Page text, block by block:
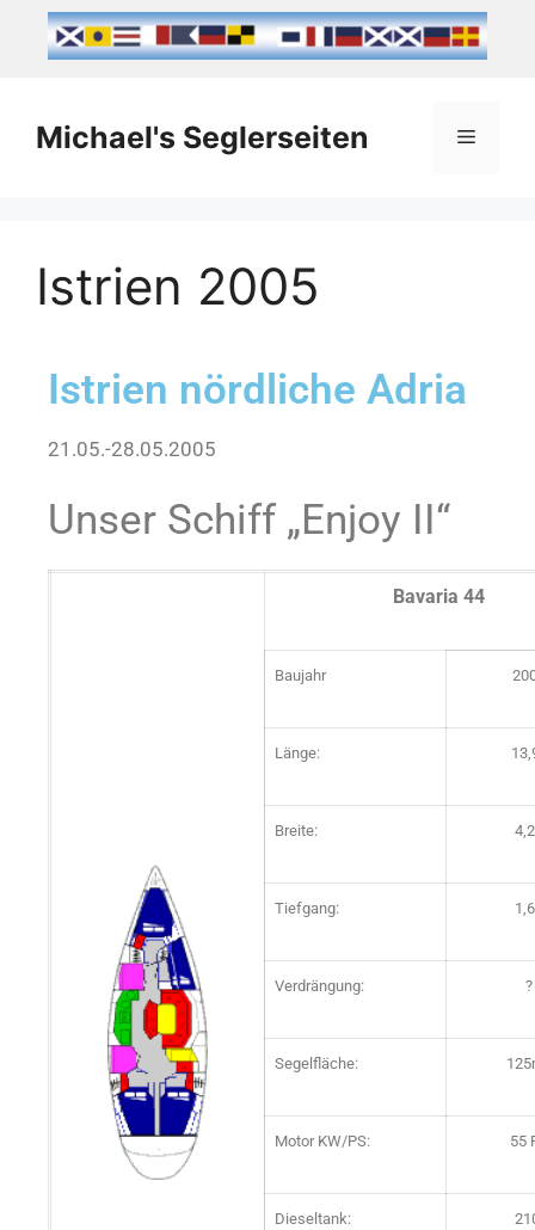
Michael's Seglerseiten
Istrien 2005
Istrien nördliche Adria
21.05.-28.05.2005
Unser Schiff „Enjoy II“
Bavaria 44
Baujahr
Länge:
Breite:
Tiefgang:
Verdrängung: ?
Segelfläche:
Motor KW/PS: 55
Dieseltank: